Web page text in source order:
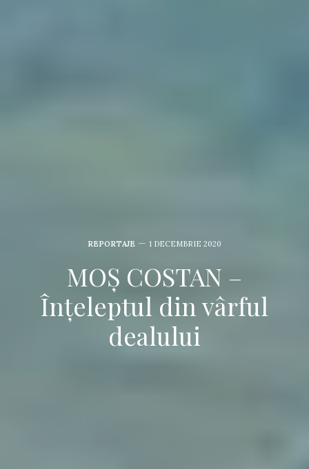
REPORTAJE 1 DECEMBRIE 2020
MOȘ COSTAN –
Înțeleptul din vârful
dealului